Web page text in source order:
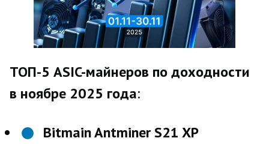
ТОП-5 ASIC-майнеров по доходности
в ноябре 2025 года:
Bitmain Antminer S21 XP